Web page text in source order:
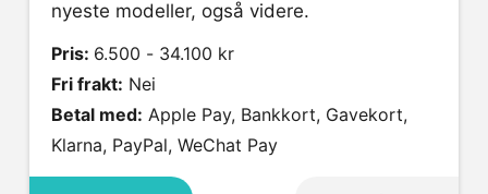
nyeste modeller, også videre.
Pris: 6.500 - 34.100 kr
Fri frakt: Nei
Betal med:
Klarna, PayPal, WeChat Pay